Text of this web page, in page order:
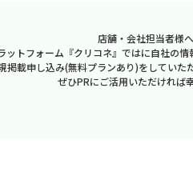
店舗・会社担当者様へ
ットフォーム『クリコネ』ではに自社の情
掲載申し込み(無料プランあり)をしていた
ぜひPRにご活用いただければ幸